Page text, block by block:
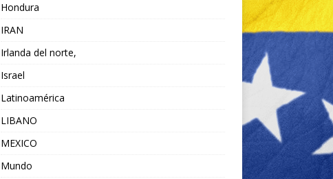
Hondura
IRAN
Irlanda del norte,
Israel
Latinoamérica
LIBANO
MEXICO
Mundo